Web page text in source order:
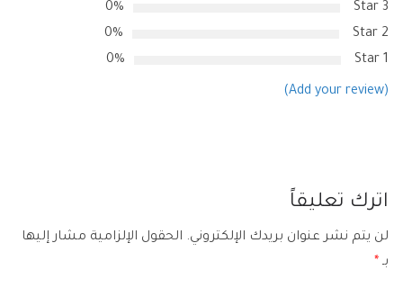
3 Star
0%
2 Star
0%
1 Star
0%
(Add your review)
اترك تعليقاً
لن يتم نشر عنوان بريدك الإلكتروني. الحقول الإلزامية مشار إليها
بـ *